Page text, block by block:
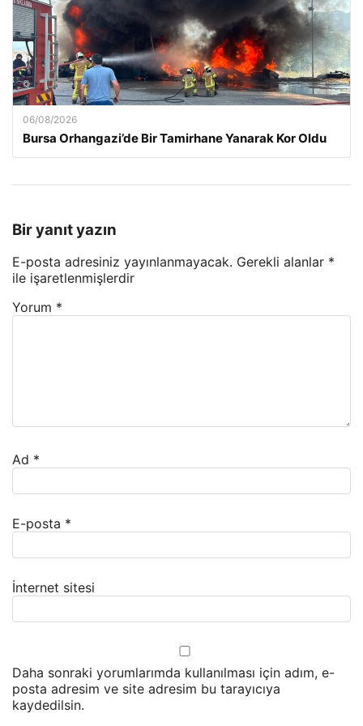
06/08/2026
Bursa Orhangazi’de Bir Tamirhane Yanarak Kor Oldu
Bir yanıt yazın
E-posta adresiniz yayınlanmayacak. Gerekli alanlar *
ile işaretlenmişlerdir
Yorum *
Ad *
E-posta *
İnternet sitesi
Daha sonraki yorumlarımda kullanılması için adım, e-
posta adresim ve site adresim bu tarayıcıya
kaydedilsin.